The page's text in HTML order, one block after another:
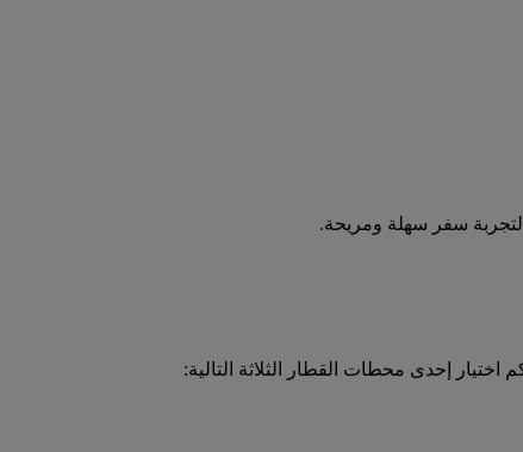
سفر سهلة ومريحة.
إحدى محطات القطار الثلاثة التالية: